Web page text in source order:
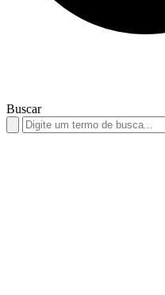
Buscar
Search
for: